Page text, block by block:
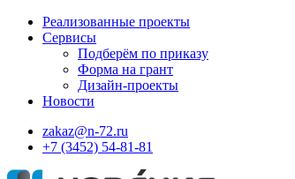
Реализованные проекты
Сервисы
Подберём по приказу
Форма на грант
Дизайн-проекты
Новости
zakaz@n-72.ru
+7 (3452) 54-81-81